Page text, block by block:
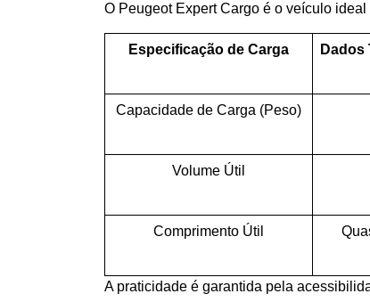
O Peugeot Expert Cargo é o veículo
Especificação de Carga Dados
Capacidade de Carga (Peso)
Volume Útil
Comprimento Útil
A praticidade é garantida pela